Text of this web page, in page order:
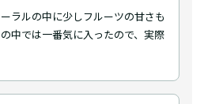
ラルの中に少しフルーツの甘さも
中では一番気に入ったので、実際